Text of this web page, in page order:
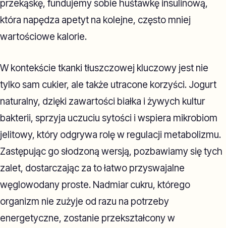
przekąskę, fundujemy sobie huśtawkę insulinową,
która napędza apetyt na kolejne, często mniej
wartościowe kalorie.
W kontekście tkanki tłuszczowej kluczowy jest nie
tylko sam cukier, ale także utracone korzyści. Jogurt
naturalny, dzięki zawartości białka i żywych kultur
bakterii, sprzyja uczuciu sytości i wspiera mikrobiom
jelitowy, który odgrywa rolę w regulacji metabolizmu.
Zastępując go słodzoną wersją, pozbawiamy się tych
zalet, dostarczając za to łatwo przyswajalne
węglowodany proste. Nadmiar cukru, którego
organizm nie zużyje od razu na potrzeby
energetyczne, zostanie przekształcony w